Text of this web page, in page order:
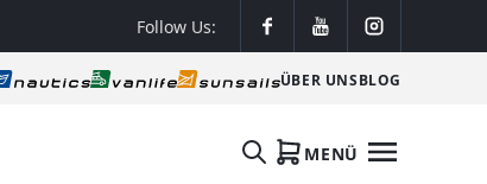
Follow Us:
ÜBER UNSBLOG
MENÜ